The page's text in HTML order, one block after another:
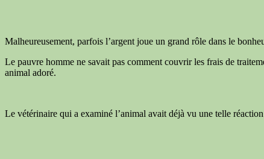
Malheureusement, parfois l’argent joue un grand rôle dans le
Le pauvre homme ne savait pas comment couvrir les frais de
animal adoré.
Le vétérinaire qui a examiné l’animal avait déjà vu une telle